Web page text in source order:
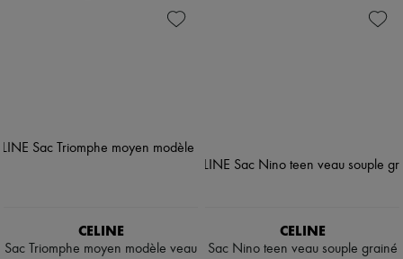
CELINE
Sac Triomphe moyen modèle veau
CELINE
Sac Nino teen veau souple grainé